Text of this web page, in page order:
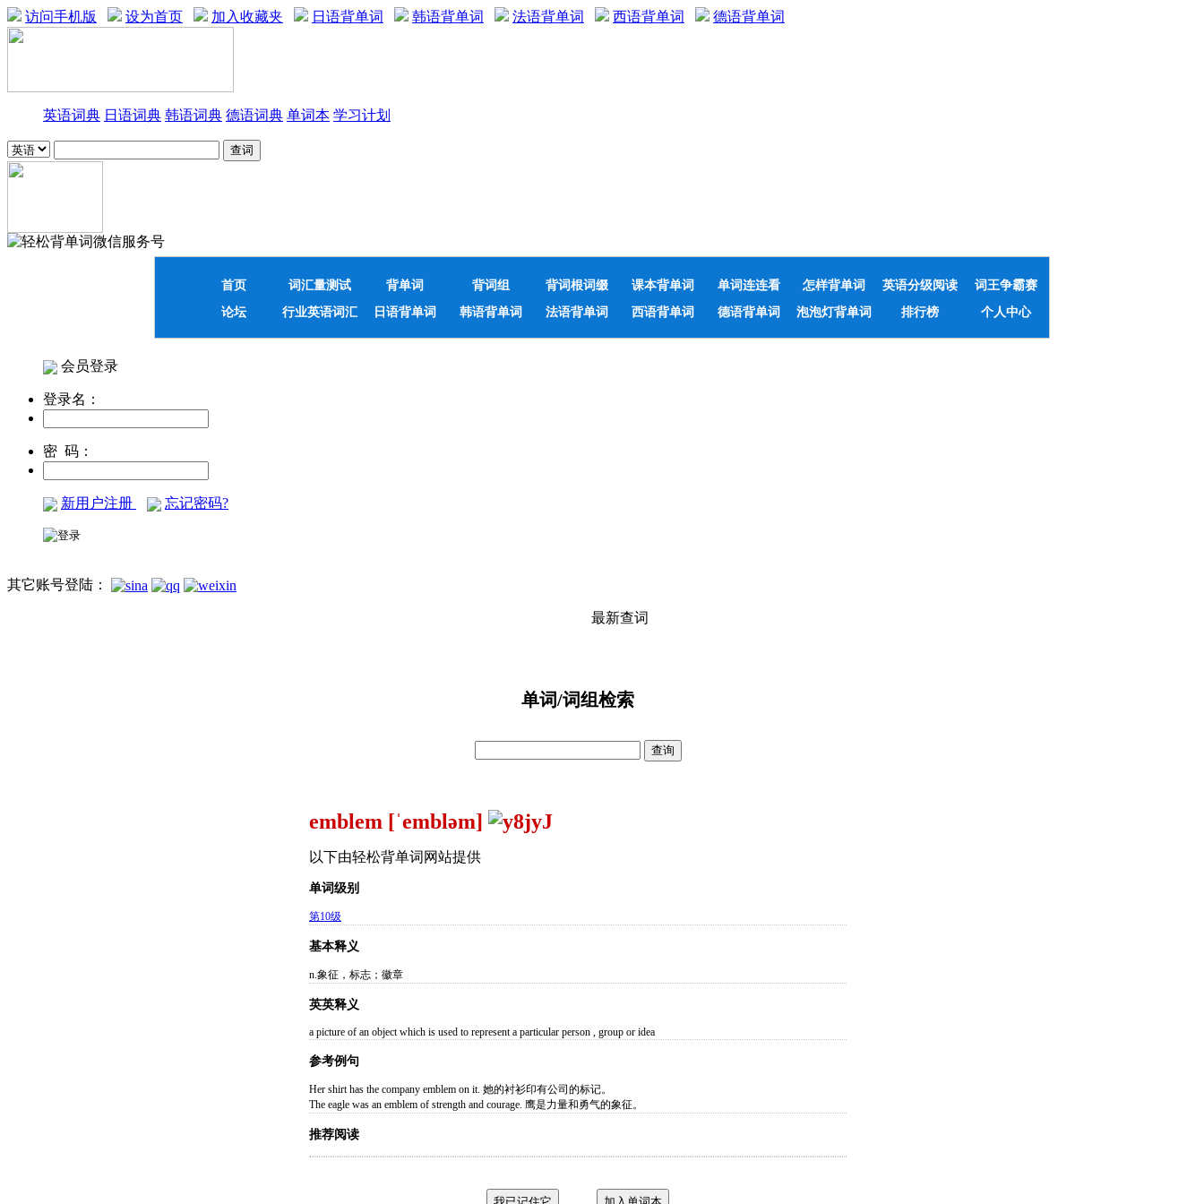
访问手机版 设为首页 加入收藏夹 日语背单词 韩语背单词 法语背单词 西语背单词 德语背单词
英语词典 日语词典 韩语词典 德语词典 单词本 学习计划
首页 词汇量测试 背单词 背词组 背词根词缀 课本背单词 单词连连看 怎样背单词 英语分级阅读
词王争霸赛
论坛
行业英语词汇 日语背单词 韩语背单词 法语背单词 西语背单词 德语背单词 泡泡灯背单词 排行榜 个人中心
会员登录
登录名：
密 码：
新用户注册 忘记密码?
其它账号登陆：
最新查词
单词/词组检索
emblem [ˈembləm]
以下由轻松背单词网站提供
单词级别
第10级
基本释义
n.象征，标志；徽章
英英释义
a picture of an object which is used to represent a particular person , group or idea
参考例句
Her shirt has the company emblem on it. 她的衬衫印有公司的标记。
The eagle was an emblem of strength and courage. 鹰是力量和勇气的象征。
推荐阅读